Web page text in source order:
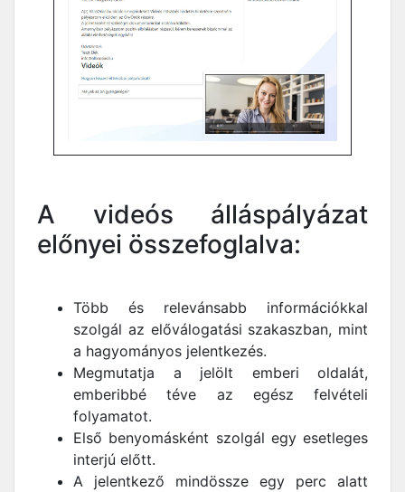
A videós álláspályázat
előnyei összefoglalva:
Több és relevánsabb információkkal
szolgál az előválogatási szakaszban, mint
a hagyományos jelentkezés.
Megmutatja a jelölt emberi oldalát,
emberibbé téve az egész felvételi
folyamatot.
Első benyomásként szolgál egy esetleges
interjú előtt.
A jelentkező mindössze egy perc alatt